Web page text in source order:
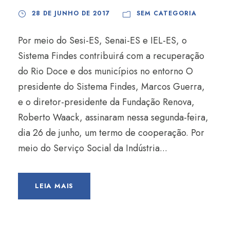
28 DE JUNHO DE 2017 SEM CATEGORIA
Por meio do Sesi-ES, Senai-ES e IEL-ES, o
Sistema Findes contribuirá com a recuperação
do Rio Doce e dos municípios no entorno O
presidente do Sistema Findes, Marcos Guerra,
e o diretor-presidente da Fundação Renova,
Roberto Waack, assinaram nessa segunda-feira,
dia 26 de junho, um termo de cooperação. Por
meio do Serviço Social da Indústria...
LEIA MAIS